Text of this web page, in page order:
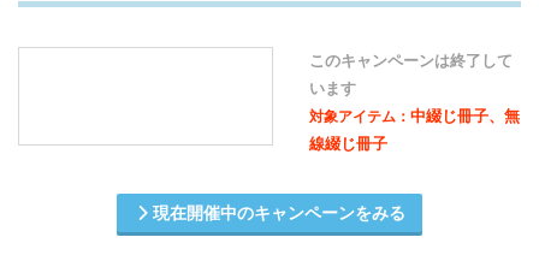
このキャンペーンは終了して
います
対象アイテム： 中綴じ冊子、無
線綴じ冊子
現在開催中のキャンペーンをみる